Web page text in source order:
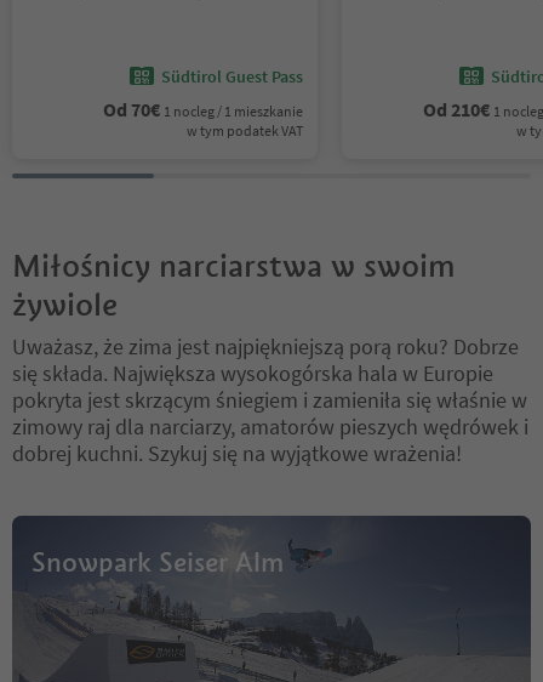
Südtirol Guest Pass
Od 70€ 1 nocleg / 1 mieszkanie
w tym podatek VAT
Od 210€ 1
w
Miłośnicy narciarstwa w swoim
żywiole
Uważasz, że zima jest najpiękniejszą porą roku? Dobrze
się składa. Największa wysokogórska hala w Europie
pokryta jest skrzącym śniegiem i zamieniła się właśnie w
zimowy raj dla narciarzy, amatorów pieszych wędrówek i
dobrej kuchni. Szykuj się na wyjątkowe wrażenia!
Snowpark Seiser Alm